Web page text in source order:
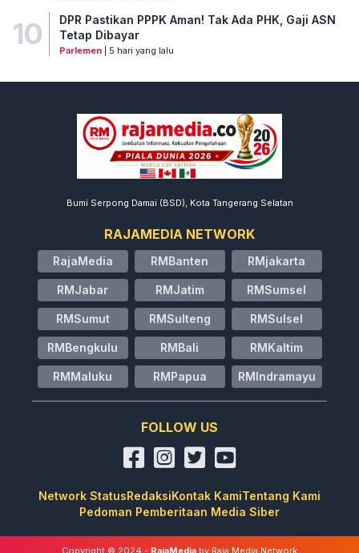
10
DPR Pastikan PPPK Aman! Tak Ada PHK, Gaji ASN
Tetap Dibayar
Parlemen| 5 hari yang lalu
Bumi Serpong Damai (BSD), Kota Tangerang Selatan
RAJAMEDIA NETWORK
RajaMedia RMBanten RMjakarta
RMJabar RMJatim RMSumsel
RMSumut RMSulteng RMSulsel
RMBengkulu RMBali RMKaltim
RMMaluku RMPapua RMIndramayu
FOLLOW US
Network StatusRedaksiKontak KamiTentang Kami
Pedoman Pemberitaan Media Siber
Copyright © 2024 - RajaMedia by Raja Media Network